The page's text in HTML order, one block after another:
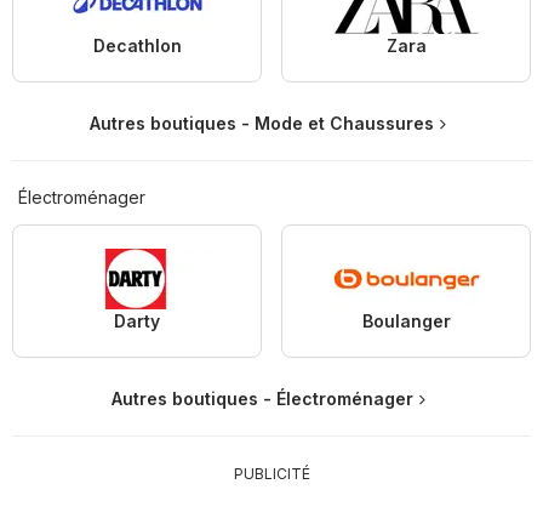
Decathlon Zara
Autres boutiques - Mode et Chaussures
Électroménager
Darty Boulanger
Autres boutiques - Électroménager
PUBLICITÉ